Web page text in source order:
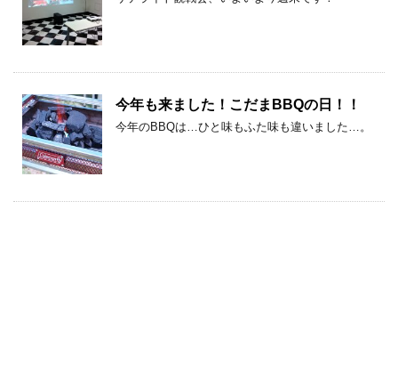
今年も来ました！こだまBBQの日！！
今年のBBQは…ひと味もふた味も違いました…。